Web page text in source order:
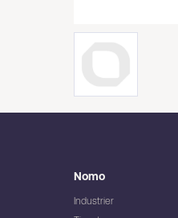
Nomo
Industrier